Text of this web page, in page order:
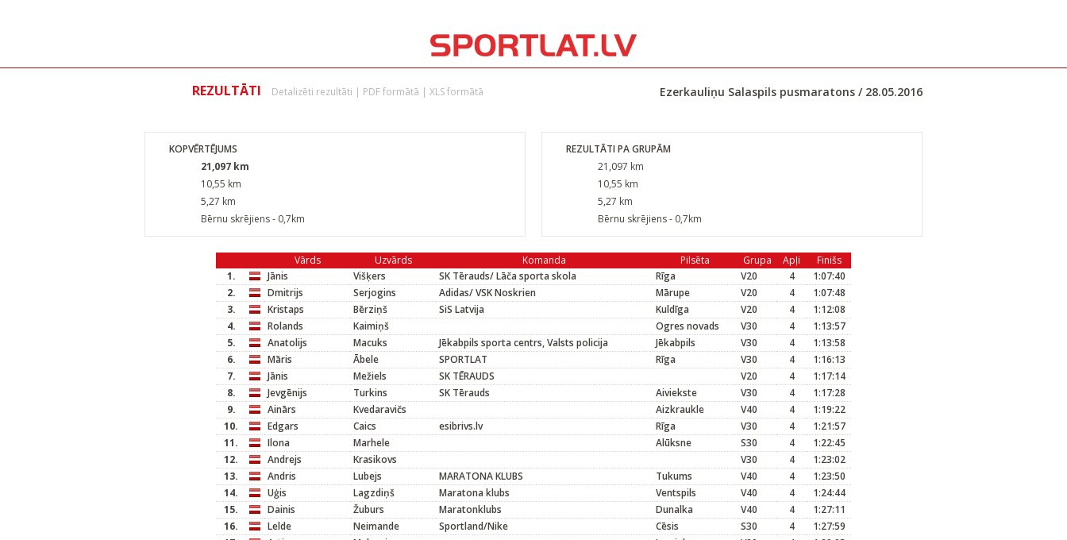
REZULTĀTI Detalizēti rezultāti | PDF formātā | XLS formātā Ezerkauliņu Salaspils pusmaratons / 28.05.2016
KOPVĒRTĒJUMS
21,097 km
10,55 km
5,27 km
Bērnu skrējiens - 0,7km
REZULTĀTI PA GRUPĀM
21,097 km
10,55 km
5,27 km
Bērnu skrējiens - 0,7km
Vārds Uzvārds Komanda Pilsēta Grupa Apļi
Finišs
1.
Jānis Višķers SK Tērauds/ Lāča sporta skola Rīga V20 4
1:07:40
2.
Dmitrijs Serjogins Adidas/ VSK Noskrien Mārupe V20 4
1:07:48
3.
Kristaps Bērziņš SiS Latvija Kuldīga V20 4
1:12:08
4.
Rolands Kaimiņš Ogres novads V30 4
1:13:57
5.
Anatolijs Macuks Jēkabpils sporta centrs, Valsts policija Jēkabpils V30 4
1:13:58
6.
Māris Ābele SPORTLAT Rīga V30 4
1:16:13
7.
Jānis Mežiels SK TĒRAUDS V20 4
1:17:14
8.
Jevgēnijs Turkins SK Tērauds Aiviekste V30 4
1:17:28
9.
Ainārs Kvedaravičs Aizkraukle V40 4
1:19:22
10.
Edgars Caics esibrivs.lv Rīga V30 4
1:21:57
11.
Ilona Marhele Alūksne S30 4
1:22:45
12.
Andrejs Krasikovs V30 4
1:23:02
13.
Andris Lubejs MARATONA KLUBS Tukums V40 4
1:23:50
14.
Uģis Lagzdiņš Maratona klubs Ventspils V40 4
1:24:44
15.
Dainis Žuburs Maratonklubs Dunalka V40 4
1:27:11
16.
Lelde Neimande Sportland/Nike Cēsis S30 4
1:27:59